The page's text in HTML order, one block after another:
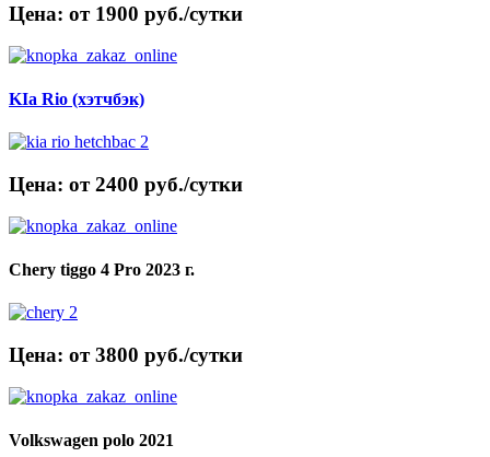
Цена: от 1900 руб./сутки
KIa Rio (хэтчбэк)
Цена: от 2400 руб./сутки
Chery tiggo 4 Pro 2023 г.
Цена: от 3800 руб./сутки
Volkswagen polo 2021